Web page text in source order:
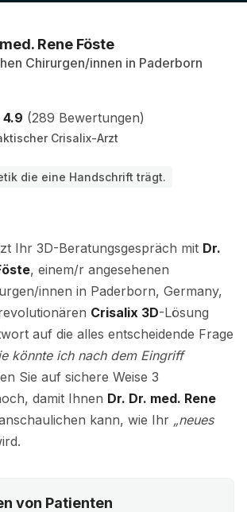
Patienten
Rene Föste
Chirurgen/innen in Paderborn
(289 Bewertungen)
Crisalix-Arzt
die eine Handschrift trägt.
Ihr 3D-Beratungsgespräch mit Dr.
, einem/r angesehenen
innen in Paderborn, Germany,
Crisalix 3D-Lösung
auf die alles entscheidende Frage
könnte ich nach dem Eingriff
Sie auf sichere Weise 3
damit Ihnen Dr. Dr. med. Rene
kann, wie Ihr „neues
von Patienten